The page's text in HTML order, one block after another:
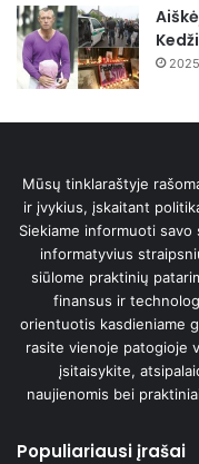
Mūsų tinklaraštyje
ir įvykius, įskaitant
Siekiame informuoti
informatyvius
siūlome praktinių
finansus ir
orientuotis kasdieniame
rasite vienoje patogioje
įsitaisykite,
naujienomis bei
Populiariausi įrašai